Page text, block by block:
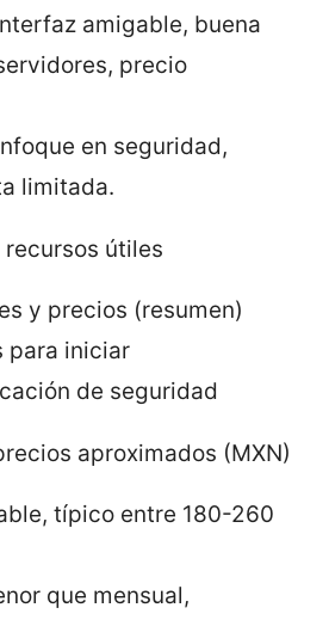
amigable, buena
precio
en seguridad,
limitada.
útiles
y precios (resumen)
para iniciar
de seguridad
aproximados (MXN)
típico entre 180-260
que mensual,